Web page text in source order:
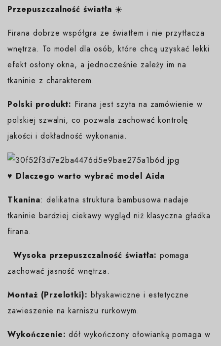
Przepuszczalność światła ☀️
Firana dobrze współgra ze światłem i nie przytłacza
wnętrza. To model dla osób, które chcą uzyskać lekki
efekt osłony okna, a jednocześnie zależy im na
tkaninie z charakterem.
Polski produkt: Firana jest szyta na zamówienie w
polskiej szwalni, co pozwala zachować kontrolę
jakości i dokładność wykonania.
♥️ Dlaczego warto wybrać model Aida
Tkanina: delikatna struktura bambusowa nadaje
tkaninie bardziej ciekawy wygląd niż klasyczna gładka
firana.
Wysoka przepuszczalność światła: pomaga
zachować jasność wnętrza.
Montaż (Przelotki): błyskawiczne i estetyczne
zawieszenie na karniszu rurkowym.
Wykończenie: dół wykończony ołowianką pomaga w